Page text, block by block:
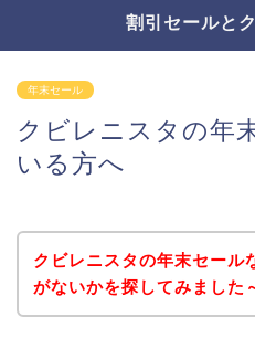
割引セールと
年末セール
クビレニスタの年
いる方へ
クビレニスタの年末セール
がないかを探してみました